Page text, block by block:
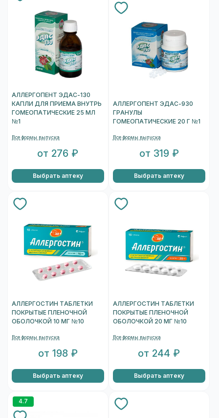
АЛЛЕРГОПЕНТ ЭДАС-130
КАПЛИ ДЛЯ ПРИЕМА ВНУТРЬ
ГОМЕОПАТИЧЕСКИЕ 25 МЛ
№1
Все формы выпуска
от 276 ₽
Выбрать аптеку
АЛЛЕРГОПЕНТ ЭДАС-930
ГРАНУЛЫ
ГОМЕОПАТИЧЕСКИЕ 20 Г №1
Все формы выпуска
от 319 ₽
Выбрать аптеку
АЛЛЕРГОСТИН ТАБЛЕТКИ
ПОКРЫТЫЕ ПЛЕНОЧНОЙ
ОБОЛОЧКОЙ 10 МГ №10
Все формы выпуска
от 198 ₽
Выбрать аптеку
АЛЛЕРГОСТИН ТАБЛЕТКИ
ПОКРЫТЫЕ ПЛЕНОЧНОЙ
ОБОЛОЧКОЙ 20 МГ №10
Все формы выпуска
от 244 ₽
Выбрать аптеку
4.7